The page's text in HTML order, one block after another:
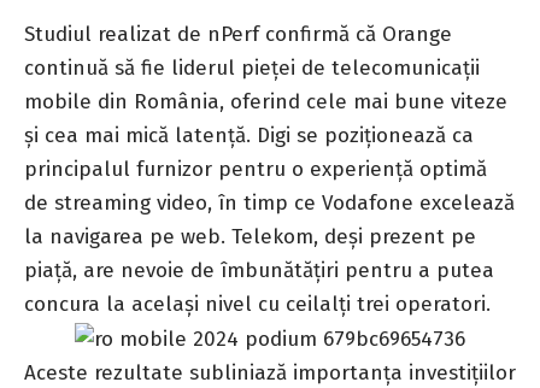
Studiul realizat de nPerf confirmă că Orange
continuă să fie liderul pieței de telecomunicații
mobile din România, oferind cele mai bune viteze
și cea mai mică latență. Digi se poziționează ca
principalul furnizor pentru o experiență optimă
de streaming video, în timp ce Vodafone excelează
la navigarea pe web. Telekom, deși prezent pe
piață, are nevoie de îmbunătățiri pentru a putea
concura la același nivel cu ceilalți trei operatori.
Aceste rezultate subliniază importanța investițiilor